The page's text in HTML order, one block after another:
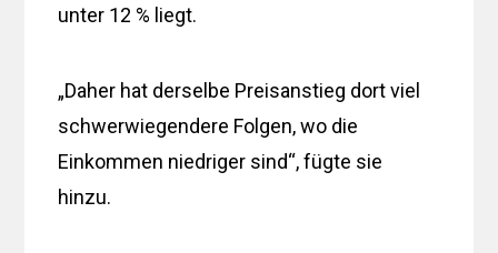
unter 12 % liegt.
„Daher hat derselbe Preisanstieg dort viel
schwerwiegendere Folgen, wo die
Einkommen niedriger sind“, fügte sie
hinzu.